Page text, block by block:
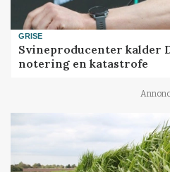
GRISE
Svineproducenter kalder
notering en katastrofe